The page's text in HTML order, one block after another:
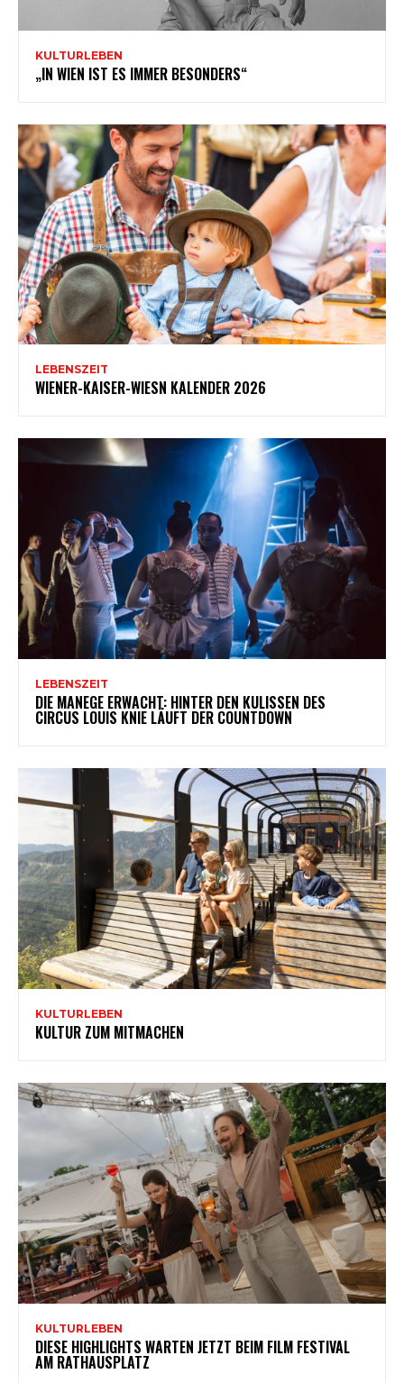
KULTURLEBEN
„IN WIEN IST ES IMMER BESONDERS“
LEBENSZEIT
WIENER-KAISER-WIESN KALENDER 2026
LEBENSZEIT
DIE MANEGE ERWACHT: HINTER DEN KULISSEN DES
CIRCUS LOUIS KNIE LÄUFT DER COUNTDOWN
KULTURLEBEN
KULTUR ZUM MITMACHEN
KULTURLEBEN
DIESE HIGHLIGHTS WARTEN JETZT BEIM FILM FESTIVAL
AM RATHAUSPLATZ